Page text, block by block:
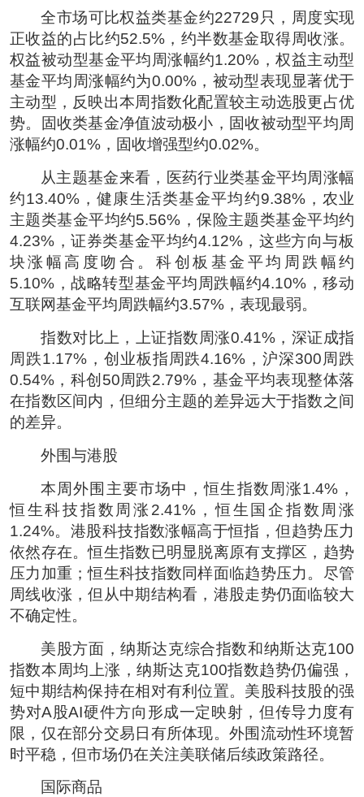
全市场可比权益类基金约22729只，周度实现
正收益的占比约52.5%，约半数基金取得周收涨。
权益被动型基金平均周涨幅约1.20%，权益主动型
基金平均周涨幅约为0.00%，被动型表现显著优于
主动型，反映出本周指数化配置较主动选股更占优
势。固收类基金净值波动极小，固收被动型平均周
涨幅约0.01%，固收增强型约0.02%。
从主题基金来看，医药行业类基金平均周涨幅
约13.40%，健康生活类基金平均约9.38%，农业
主题类基金平均约5.56%，保险主题类基金平均约
4.23%，证券类基金平均约4.12%，这些方向与板
块涨幅高度吻合。科创板基金平均周跌幅约
5.10%，战略转型基金平均周跌幅约4.10%，移动
互联网基金平均周跌幅约3.57%，表现最弱。
指数对比上，上证指数周涨0.41%，深证成指
周跌1.17%，创业板指周跌4.16%，沪深300周跌
0.54%，科创50周跌2.79%，基金平均表现整体落
在指数区间内，但细分主题的差异远大于指数之间
的差异。
外围与港股
本周外围主要市场中，恒生指数周涨1.4%，
恒生科技指数周涨2.41%，恒生国企指数周涨
1.24%。港股科技指数涨幅高于恒指，但趋势压力
依然存在。恒生指数已明显脱离原有支撑区，趋势
压力加重；恒生科技指数同样面临趋势压力。尽管
周线收涨，但从中期结构看，港股走势仍面临较大
不确定性。
美股方面，纳斯达克综合指数和纳斯达克100
指数本周均上涨，纳斯达克100指数趋势仍偏强，
短中期结构保持在相对有利位置。美股科技股的强
势对A股AI硬件方向形成一定映射，但传导力度有
限，仅在部分交易日有所体现。外围流动性环境暂
时平稳，但市场仍在关注美联储后续政策路径。
国际商品